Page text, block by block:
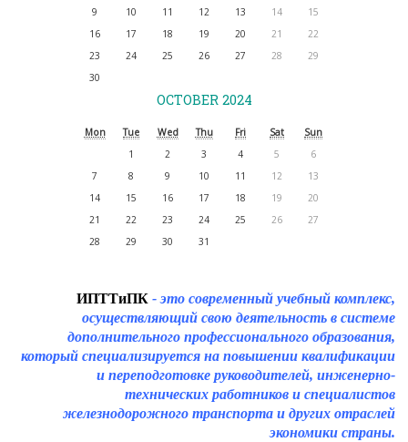
9
10 11 12 13 14
15
16
17 18 19 20 21
22
23
24 25 26 27 28
29
30
OCTOBER 2024
Mon Tue Wed Thu Fri Sat
Sun
1
2 3 4 5
6
7
8 9 10 11 12
13
14
15 16 17 18 19
20
21
22 23 24 25 26
27
28
29 30 31
ИПТТиПК- это современный учебный комплекс,
осуществляющий свою деятельность в системе
дополнительного профессионального образования,
который специализируется на повышении квалификации
и переподготовке руководителей, инженерно-
технических работников и специалистов
железнодорожного транспорта и других отраслей
экономики страны.